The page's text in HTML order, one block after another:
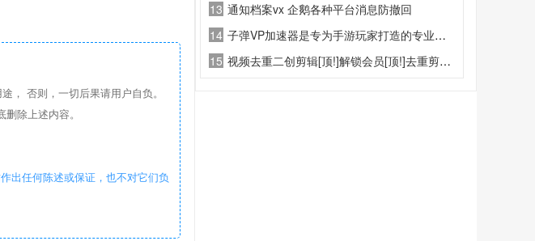
， 否则，一切后果请用户自负。
除上述内容。
出任何陈述或保证，也不对它们负
13 通知档案vx 企鹅各种平台消息防撤回
14 子弹VP加速器是专为手游玩家打造的专业游戏加速工具
15 视频去重二创剪辑[顶!]解锁会员[顶!]去重剪辑格式转换工具箱